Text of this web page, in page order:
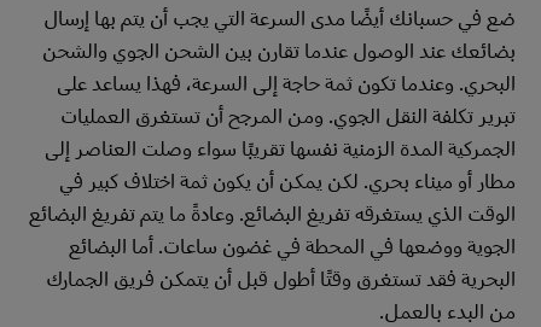
ضع في حسبانك أيضًا مدى السرعة التي يجب أن يتم بها إرسال
بضائعك عند الوصول عندما تقارن بين الشحن الجوي والشحن
البحري. وعندما تكون ثمة حاجة إلى السرعة، فهذا يساعد على
تبرير تكلفة النقل الجوي. ومن المرجح أن تستغرق العمليات
الجمركية المدة الزمنية نفسها تقريبًا سواء وصلت العناصر إلى
مطار أو ميناء بحري. لكن يمكن أن يكون ثمة اختلاف كبير في
الوقت الذي يستغرقه تفريغ البضائع. وعادةً ما يتم تفريغ البضائع
الجوية ووضعها في المحطة في غضون ساعات. أما البضائع
البحرية فقد تستغرق وقتًا أطول قبل أن يتمكن فريق الجمارك
من البدء بالعمل.